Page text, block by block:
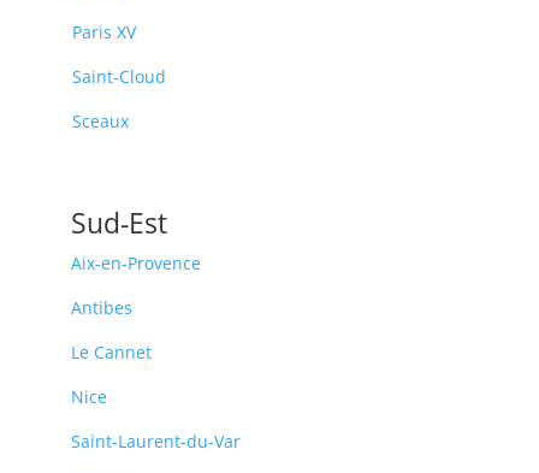
Paris XV
Saint-Cloud
Sceaux
Sud-Est
Aix-en-Provence
Antibes
Le Cannet
Nice
Saint-Laurent-du-Var